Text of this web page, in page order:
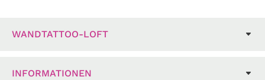
WANDTATTOO-LOFT
INFORMATIONEN